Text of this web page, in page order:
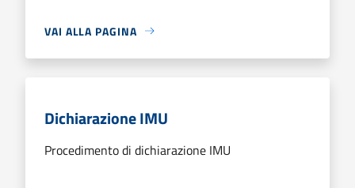
VAI ALLA PAGINA
Dichiarazione IMU
Procedimento di dichiarazione IMU